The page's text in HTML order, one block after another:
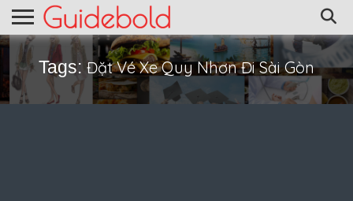
Tags: Đặt Vé Xe Quy Nhơn Đi Sài Gòn